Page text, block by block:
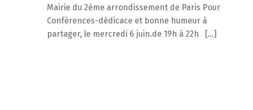
Mairie du 2ème arrondissement de Paris Pour
Conférences-dédicace et bonne humeur à
partager, le mercredi 6 juin.de 19h à 22h […]